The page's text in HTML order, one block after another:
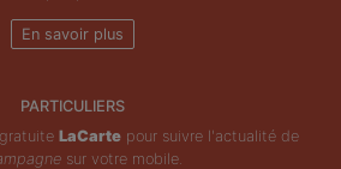
En savoir plus
PARTICULIERS
LaCartepour suivre l'actualité de
sur votre mobile.